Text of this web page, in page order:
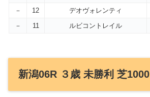
－
12 デオヴォレンティ
－
11 ルビコントレイル
新潟06R ３歳 未勝利 芝1000